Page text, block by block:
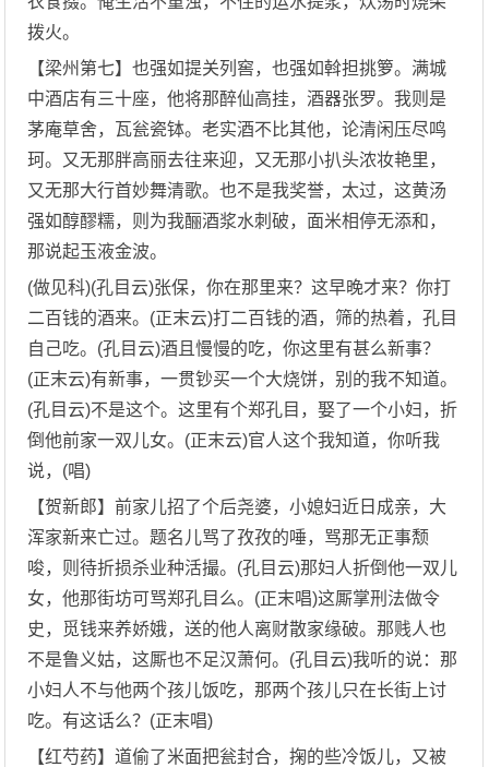
拨火。
【梁州第七】也强如提关列窖，也强如斡担挑箩。满城
中酒店有三十座，他将那醉仙高挂，酒器张罗。我则是
茅庵草舍，瓦瓮瓷钵。老实酒不比其他，论清闲压尽鸣
珂。又无那胖高丽去往来迎，又无那小扒头浓妆艳里，
又无那大行首妙舞清歌。也不是我奖誉，太过，这黄汤
强如醇醪糯，则为我酾酒浆水刺破，面米相停无添和，
那说起玉液金波。
(做见科)(孔目云)张保，你在那里来？这早晚才来？你打
二百钱的酒来。(正末云)打二百钱的酒，筛的热着，孔目
自己吃。(孔目云)酒且慢慢的吃，你这里有甚么新事？
(正末云)有新事，一贯钞买一个大烧饼，别的我不知道。
(孔目云)不是这个。这里有个郑孔目，娶了一个小妇，折
倒他前家一双儿女。(正末云)官人这个我知道，你听我
说，(唱)
【贺新郎】前家儿招了个后尧婆，小媳妇近日成亲，大
浑家新来亡过。题名儿骂了孜孜的唾，骂那无正事颓
唆，则待折损杀业种活撮。(孔目云)那妇人折倒他一双儿
女，他那街坊可骂郑孔目么。(正末唱)这厮掌刑法做令
史，觅钱来养娇娥，送的他人离财散家缘破。那贱人也
不是鲁义姑，这厮也不足汉萧何。(孔目云)我听的说：那
小妇人不与他两个孩儿饭吃，那两个孩儿只在长街上讨
吃。有这话么？(正末唱)
【红芍药】道偷了米面把瓮封合，掬的些冷饭儿，又被